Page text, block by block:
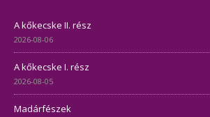
A kőkecske II. rész
2026-08-06
A kőkecske I. rész
2026-08-05
Madárfészek